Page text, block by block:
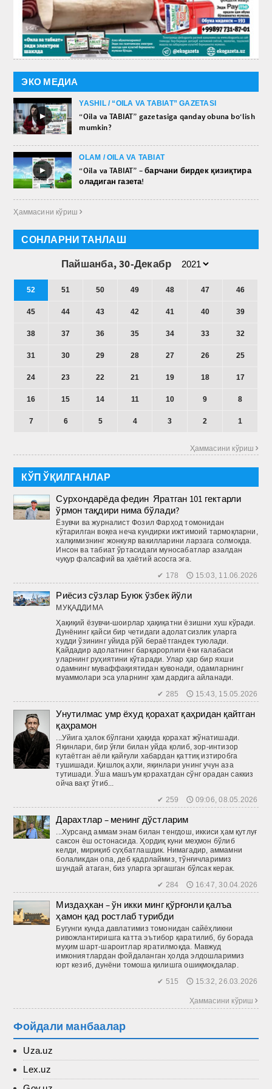
ЭКО МЕДИА
►
YASHIL / “OILA VA TABIAT” GAZETASI
“Oila va TABIAT” gazetasiga qanday obuna bo‘lish
mumkin?
►
OLAM / OILA VA TABIAT
“Oila va TABIAT” – барчани бирдек қизиқтира
оладиган газета!
Ҳаммасини кўриш 
СОНЛАРНИ ТАНЛАШ
Пайшанба, 30-Декабр
52 51 50 49 48 47 46
45 44 43 42 41 40 39
38 37 36 35 34 33 32
31 30 29 28 27 26 25
24 23 22 21 19 18 17
16 15 14 11 10 9 8
7 6 5 4 3 2 1
Ҳаммасини кўриш 
КЎП ЎҚИЛГАНЛАР
Сурхондарёда федин Яратган 101 гектарли
ўрмон тақдири нима бўлади?
Ёзувчи ва журналист Фозил Фарҳод томонидан
кўтарилган воқеа неча кундирки ижтимоий тармоқларни,
халқимизнинг жонкуяр вакилларини ларзага солмоқда.
Инсон ва табиат ўртасидаги муносабатлар азалдан
чуқур фалсафий ва ҳаётий асосга эга.
✔ 178 🕔 15:03, 11.06.2026
Риёсиз сўзлар Буюк ўзбек йўли
МУҚАДДИМА
Ҳақиқий ёзувчи-шоирлар ҳақиқатни ёзишни хуш кўради.
Дунё­нинг ­қайси бир четидаги адолатсизлик уларга
худди ўзининг уйида рўй бераётгандек туюлади.
Қайдадир адолатнинг барқарорлиги ёки ғалабаси
уларнинг руҳиятини кўтаради. Улар ҳар бир яхши
одамнинг муваффақиятидан қувонади, одамларнинг
муаммолари эса уларнинг ҳам дардига айланади.
✔ 285 🕔 15:43, 15.05.2026
Унутилмас умр ёхуд қорахат қаҳридан қайтган
қаҳрамон
...Уйига ҳалок бўлгани ҳақида қорахат жўнатишади.
Яқинлари, бир ўғли билан уйда қолиб, зор-интизор
кутаётган аёли қайғули хабардан қаттиқ изтиробга
тушишади. Қишлоқ аҳли, яқинлари унинг учун аза
тутишади. Ўша машъум қорахатдан сўнг орадан саккиз
ойча вақт ўтиб...
✔ 259 🕔 09:06, 08.05.2026
Дарахтлар – менинг дўстларим
...Хурсанд аммам энам билан тенгдош, иккиси ҳам қутлуғ
саксон ёш остонасида. Ҳордиқ куни меҳмон бўлиб
келди, мириқиб суҳбатлашдик. Нимагадир, аммамни
болаликдан опа, деб қадрлаймиз, тўнғичларимиз
шундай атаган, биз уларга эргашган бўлсак керак.
✔ 284 🕔 16:47, 30.04.2026
Миздаҳкан – ўн икки минг қўрғонли қалъа
ҳамон қад ростлаб турибди
Бугунги кунда давлатимиз томонидан сайёҳликни
ривожлантиришга катта эътибор қаратилиб, бу борада
муҳим шарт-шароитлар яратилмоқда. Мавжуд
имкониятлардан фойдаланган ҳолда элдошларимиз
юрт кезиб, дунёни томоша қилишга ошиқмоқдалар.
✔ 515 🕔 15:32, 26.03.2026
Ҳаммасини кўриш 
Фойдали манбаалар
Uza.uz
Lex.uz